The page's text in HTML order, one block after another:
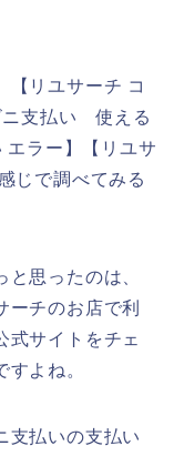
【リユサーチ コ
ニ支払い 使える
エラー】【リユサ
じで調べてみる
思ったのは、
ーチのお店で利
式サイトをチェ
よね。
支払いの支払い